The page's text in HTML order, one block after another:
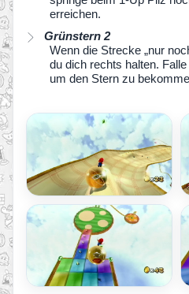
erreichen.
Grünstern 2
Wenn die Strecke „nur
du dich rechts halten.
um den Stern zu